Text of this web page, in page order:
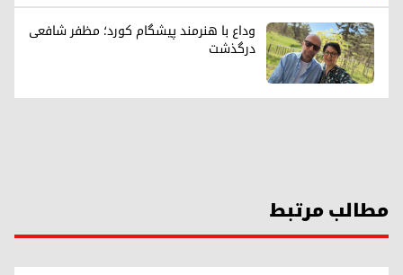
وداع با هنرمند پیشگام کورد؛ مظفر شافعی
درگذشت
مطالب مرتبط